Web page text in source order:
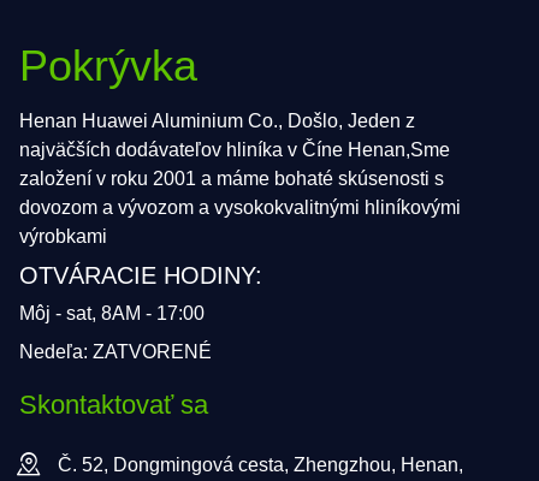
Pokrývka
Henan Huawei Aluminium Co., Došlo, Jeden z
najväčších dodávateľov hliníka v Číne Henan,Sme
založení v roku 2001 a máme bohaté skúsenosti s
dovozom a vývozom a vysokokvalitnými hliníkovými
výrobkami
OTVÁRACIE HODINY:
Môj - sat, 8AM - 17:00
Nedeľa: ZATVORENÉ
Skontaktovať sa
Č. 52, Dongmingová cesta, Zhengzhou, Henan,